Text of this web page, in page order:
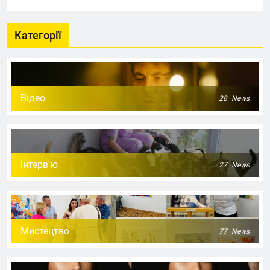
Категорії
Відео 28 News
Інтерв'ю 27 News
Мистецтво 77 News